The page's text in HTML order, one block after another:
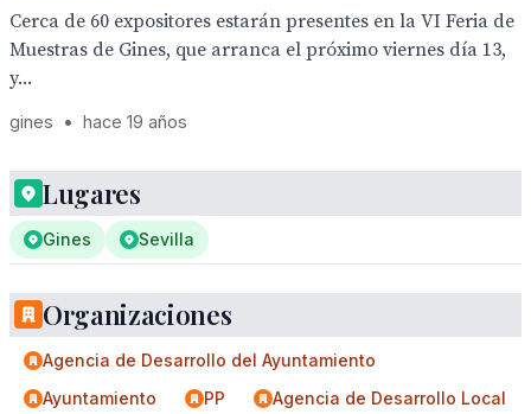
Cerca de 60 expositores estarán presentes en la VI Feria de
Muestras de Gines, que arranca el próximo viernes día 13,
y...
gines • hace 19 años
Lugares
Gines Sevilla
Organizaciones
Agencia de Desarrollo del Ayuntamiento
Ayuntamiento
PP Agencia de Desarrollo Local